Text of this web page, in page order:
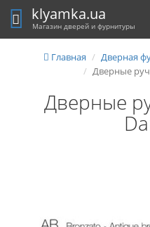
klyamka.ua
Магазин дверей и фурнитуры
Главная Дверная
Дверные
Дверные